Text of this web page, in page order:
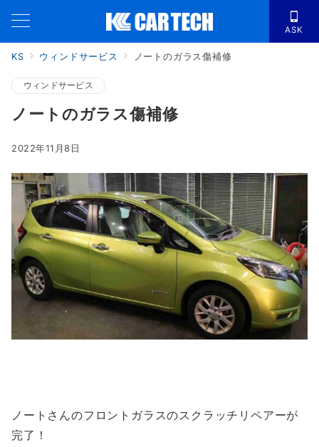
ASK
KS ウィンドサービス ノートのガラス傷補修
ウィンドサービス
ノートのガラス傷補修
2022年11月8日
ノートさんのフロントガラスのスクラッチリペアーが
完了！